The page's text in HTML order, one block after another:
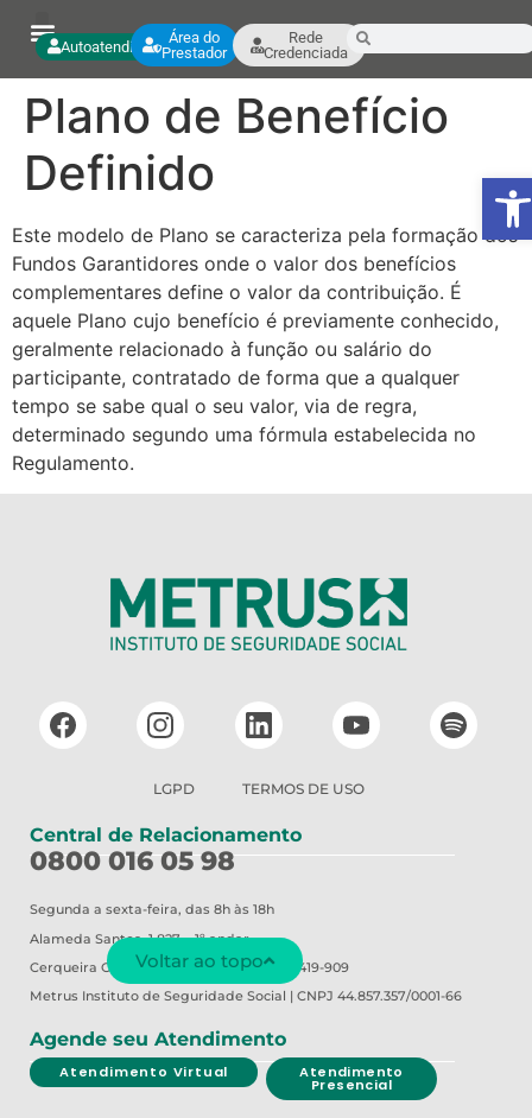
AutoatendimentoÁrea do
Prestador
Rede
Credenciada
Plano de Benefício
Definido
Este modelo de Plano se caracteriza pela formação dos
Fundos Garantidores onde o valor dos benefícios
complementares define o valor da contribuição. É
aquele Plano cujo benefício é previamente conhecido,
geralmente relacionado à função ou salário do
participante, contratado de forma que a qualquer
tempo se sabe qual o seu valor, via de regra,
determinado segundo uma fórmula estabelecida no
Regulamento.
LGPD TERMOS DE USO
Central de Relacionamento
0800 016 05 98
Segunda a sexta-feira, das 8h às 18h
Alameda Santos, 1.827 – 1º andar
Cerqueira César – São Paulo/SP | CEP 01419-909
Metrus Instituto de Seguridade Social | CNPJ 44.857.357/0001-66
Agende seu Atendimento
Atendimento Virtual Atendimento
Presencial
Voltar ao topo